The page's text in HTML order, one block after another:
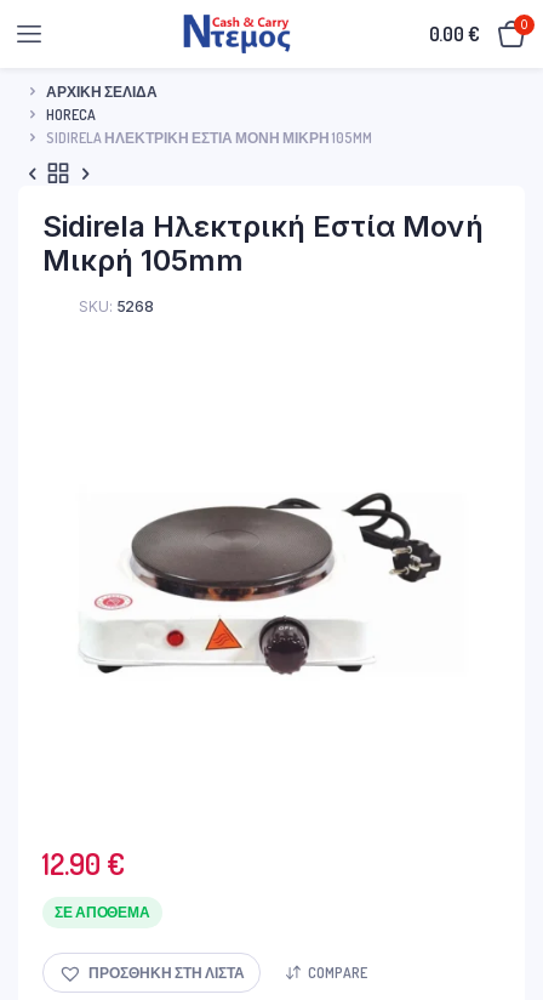
0.00€ 0
ΑΡΧΙΚΉ ΣΕΛΊΔΑ
HORECA
SIDIRELA ΗΛΕΚΤΡΙΚΉ ΕΣΤΊΑ ΜΟΝΉ ΜΙΚΡΉ 105MM
Sidirela Ηλεκτρική Εστία Μονή
Μικρή 105mm
SKU: 5268
12.90 €
ΣΕ ΑΠΌΘΕΜΑ
ΠΡΟΣΘΉΚΗ ΣΤΗ ΛΊΣΤΑ COMPARE